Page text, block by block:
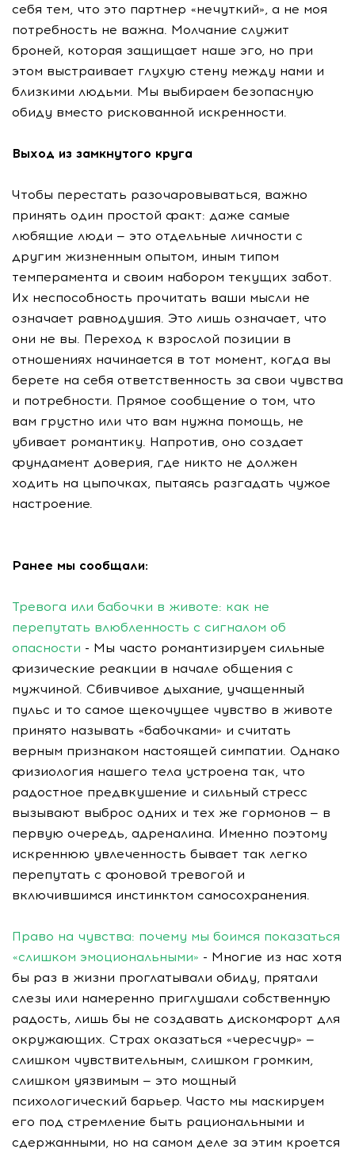
себя тем, что это партнер «нечуткий», а не моя
потребность не важна. Молчание служит
броней, которая защищает наше эго, но при
этом выстраивает глухую стену между нами и
близкими людьми. Мы выбираем безопасную
обиду вместо рискованной искренности.
Выход из замкнутого круга
Чтобы перестать разочаровываться, важно
принять один простой факт: даже самые
любящие люди — это отдельные личности с
другим жизненным опытом, иным типом
темперамента и своим набором текущих забот.
Их неспособность прочитать ваши мысли не
означает равнодушия. Это лишь означает, что
они не вы. Переход к взрослой позиции в
отношениях начинается в тот момент, когда вы
берете на себя ответственность за свои чувства
и потребности. Прямое сообщение о том, что
вам грустно или что вам нужна помощь, не
убивает романтику. Напротив, оно создает
фундамент доверия, где никто не должен
ходить на цыпочках, пытаясь разгадать чужое
настроение.
Ранее мы сообщали:
Тревога или бабочки в животе: как не
перепутать влюбленность с сигналом об
опасности - Мы часто романтизируем сильные
физические реакции в начале общения с
мужчиной. Сбивчивое дыхание, учащенный
пульс и то самое щекочущее чувство в животе
принято называть «бабочками» и считать
верным признаком настоящей симпатии. Однако
физиология нашего тела устроена так, что
радостное предвкушение и сильный стресс
вызывают выброс одних и тех же гормонов — в
первую очередь, адреналина. Именно поэтому
искреннюю увлеченность бывает так легко
перепутать с фоновой тревогой и
включившимся инстинктом самосохранения.
Право на чувства: почему мы боимся показаться
«слишком эмоциональными» - Многие из нас хотя
бы раз в жизни проглатывали обиду, прятали
слезы или намеренно приглушали собственную
радость, лишь бы не создавать дискомфорт для
окружающих. Страх оказаться «чересчур» —
слишком чувствительным, слишком громким,
слишком уязвимым — это мощный
психологический барьер. Часто мы маскируем
его под стремление быть рациональными и
сдержанными, но на самом деле за этим кроется